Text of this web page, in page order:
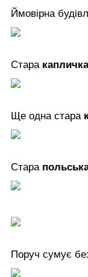
Ймовірна
Стара
Ще одна стара
Стара
Поруч сумує